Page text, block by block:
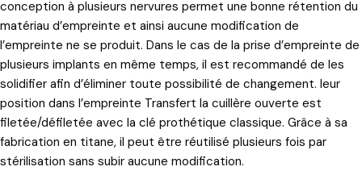
conception à plusieurs nervures permet une bonne rétention du
matériau d’empreinte et ainsi aucune modification de
l’empreinte ne se produit. Dans le cas de la prise d’empreinte de
plusieurs implants en même temps, il est recommandé de les
solidifier afin d’éliminer toute possibilité de changement. leur
position dans l’empreinte Transfert la cuillère ouverte est
filetée/défiletée avec la clé prothétique classique. Grâce à sa
fabrication en titane, il peut être réutilisé plusieurs fois par
stérilisation sans subir aucune modification.